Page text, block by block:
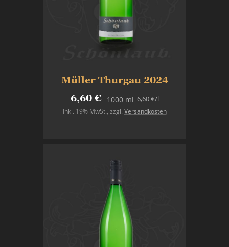
Müller Thurgau 2024
6,60 €
1000 ml
Inkl. 19% MwSt., zzgl. Versandkosten
6,60 €/l